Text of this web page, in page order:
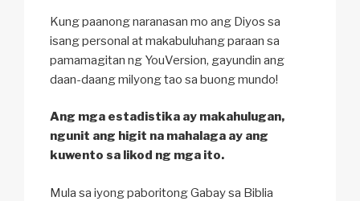
Kung paanong naranasan mo ang Diyos sa
isang personal at makabuluhang paraan sa
pamamagitan ng YouVersion, gayundin ang
daan-daang milyong tao sa buong mundo!
Ang mga estadistika ay makahulugan,
ngunit ang higit na mahalaga ay ang
kuwento sa likod ng mga ito.
Mula sa iyong paboritong Gabay sa Biblia